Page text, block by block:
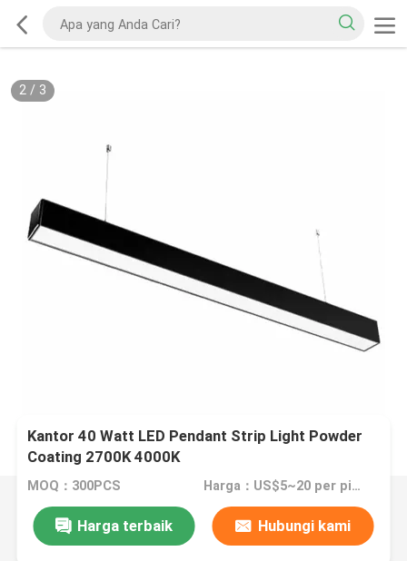
2/ 3
Kantor 40 Watt LED Pendant Strip Light Powder
Coating 2700K 4000K
MOQ：300PCS Harga：US$5~20 per piece
Harga terbaik Hubungi kami